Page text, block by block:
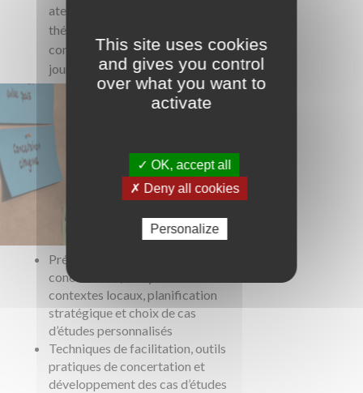
ateliers pratiques et sessions
théoriques pour une immersion
complète. Au programme de ces 3
jours :
Présentation des théories de la
concertation, analyse des
contextes locaux, planification
stratégique et choix de cas
d’études personnalisés
Techniques de facilitation, outils
pratiques de concertation et
développement des cas d’études
This site uses cookies
and gives you control
over what you want to
activate
✓ OK, accept all
✗ Deny all cookies
Personalize